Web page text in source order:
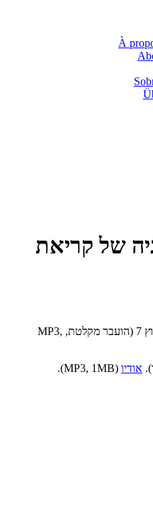
À
של קריאת
, כ' באב תשנ"ה, 2 דקות, ערוץ 7 (הועבר מקלטת, MP3,
אודיו (MP3, 1MB).